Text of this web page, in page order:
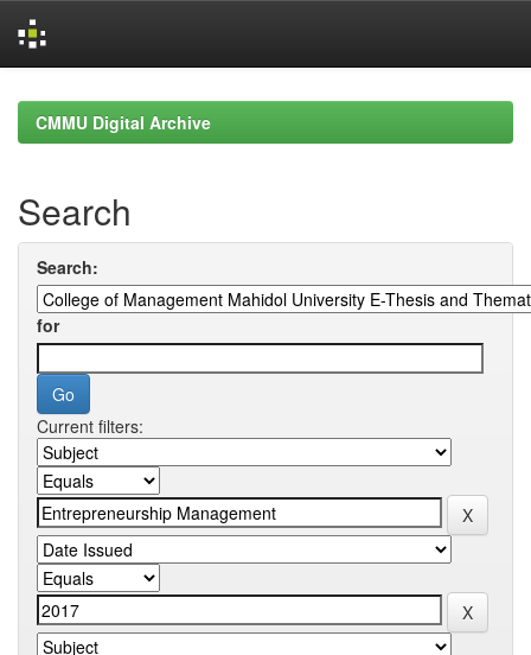
navigationCMMU Digital Archive
Search
Search:
for
Current filters: